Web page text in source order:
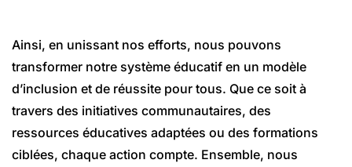
Ainsi, en unissant nos efforts, nous pouvons
transformer notre système éducatif en un modèle
d’inclusion et de réussite pour tous. Que ce soit à
travers des initiatives communautaires, des
ressources éducatives adaptées ou des formations
ciblées, chaque action compte. Ensemble, nous